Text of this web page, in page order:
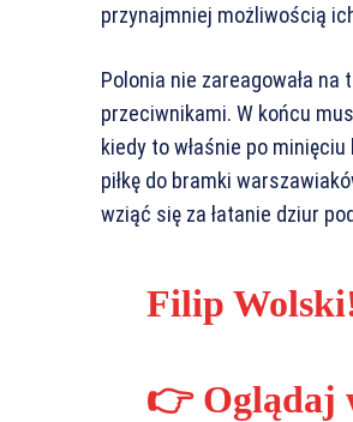
przynajmniej możliwością
Polonia nie zareagowała na
przeciwnikami. W końcu
kiedy to właśnie po
piłkę do bramki
wziąć się za łatanie dziur
Filip
👉 Oglądaj